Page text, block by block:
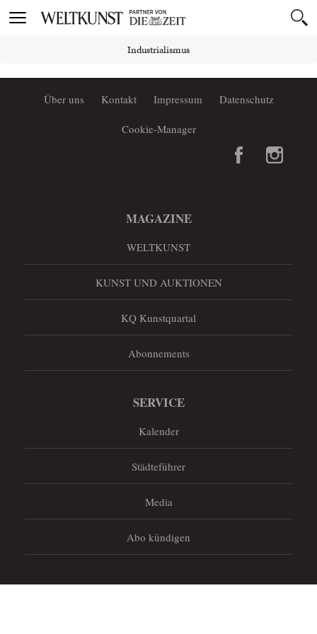
Toggle
Industrialismus
Über uns Kontakt Impressum Datenschutz
Cookie-Manager
MAGAZINE
WELTKUNST
KUNST UND AUKTIONEN
KQ Kunstquartal
Abonnements
SERVICE
Kalender
Städteführer
Media
Abo kündigen